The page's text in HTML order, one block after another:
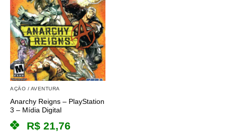
AÇÃO / AVENTURA
Anarchy Reigns – PlayStation
3 – Mídia Digital
R$ 21,76